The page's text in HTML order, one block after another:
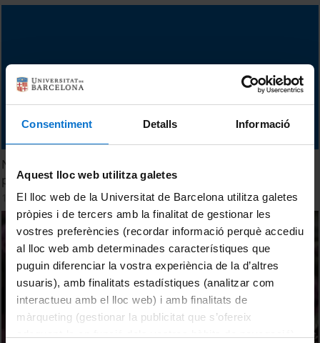
Consentiment Detalls Informació
Aquest lloc web utilitza galetes
El lloc web de la Universitat de Barcelona utilitza galetes
pròpies i de tercers amb la finalitat de gestionar les
vostres preferències (recordar informació perquè accediu
al lloc web amb determinades característiques que
puguin diferenciar la vostra experiència de la d’altres
usuaris), amb finalitats estadístiques (analitzar com
interactueu amb el lloc web) i amb finalitats de
màrqueting (gestionar la publicitat que s’ofereix
New method to reproduce marine substances of
pharmacological interest
14 March, 2014